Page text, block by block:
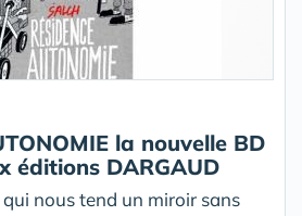
la nouvelle BD
éditions DARGAUD
nous tend un miroir sans